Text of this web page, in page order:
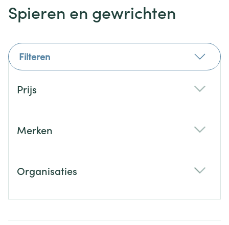
Spieren en gewrichten
Filteren
Prijs
Merken
Organisaties